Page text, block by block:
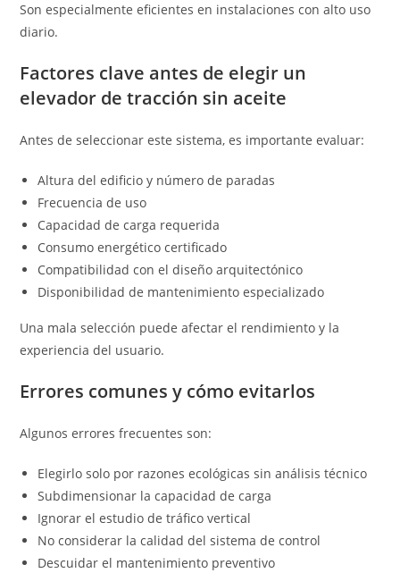
Son especialmente eficientes en instalaciones con alto uso
diario.
Factores clave antes de elegir un
elevador de tracción sin aceite
Antes de seleccionar este sistema, es importante evaluar:
Altura del edificio y número de paradas
Frecuencia de uso
Capacidad de carga requerida
Consumo energético certificado
Compatibilidad con el diseño arquitectónico
Disponibilidad de mantenimiento especializado
Una mala selección puede afectar el rendimiento y la
experiencia del usuario.
Errores comunes y cómo evitarlos
Algunos errores frecuentes son:
Elegirlo solo por razones ecológicas sin análisis técnico
Subdimensionar la capacidad de carga
Ignorar el estudio de tráfico vertical
No considerar la calidad del sistema de control
Descuidar el mantenimiento preventivo